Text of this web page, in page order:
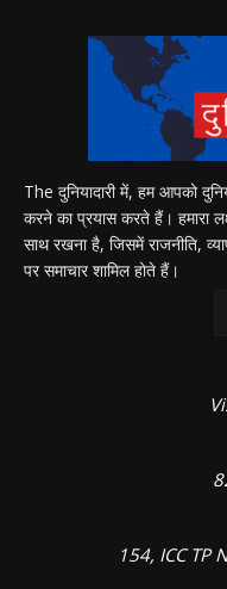
The दुनियादारी में, हम आपको
करने का प्रयास करते हैं। हमारा
साथ रखना है, जिसमें राजनीति,
पर समाचार शामिल होते हैं।
154, ICC TP